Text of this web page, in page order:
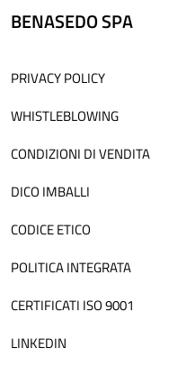
BENASEDO SPA
PRIVACY POLICY
WHISTLEBLOWING
CONDIZIONI DI VENDITA
DICO IMBALLI
CODICE ETICO
POLITICA INTEGRATA
CERTIFICATI ISO 9001
LINKEDIN